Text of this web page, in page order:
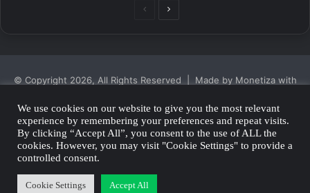
PreviousNext
© Copyright 2026, All Rights Reserved | Made by Monetiza with
Privacy Policy
We use cookies on our website to give you the most relevant
experience by remembering your preferences and repeat visits.
By clicking “Accept All”, you consent to the use of ALL the
cookies. However, you may visit "Cookie Settings" to provide a
controlled consent.
Cookie Settings Accept All